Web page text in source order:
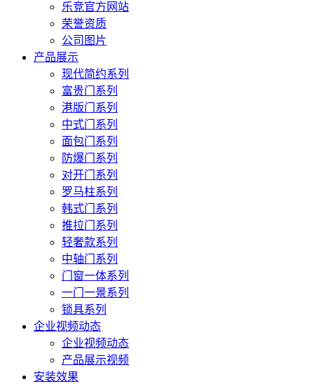
乐竞官方网站
荣誉资质
公司图片
产品展示
现代简约系列
富贵门系列
港版门系列
中式门系列
面包门系列
防爆门系列
对开门系列
罗马柱系列
韩式门系列
推拉门系列
轻奢款系列
中轴门系列
门窗一体系列
一门一景系列
锁具系列
企业视频动态
企业视频动态
产品展示视频
安装效果